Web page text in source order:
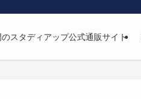
スタディアップ公式通販サイト